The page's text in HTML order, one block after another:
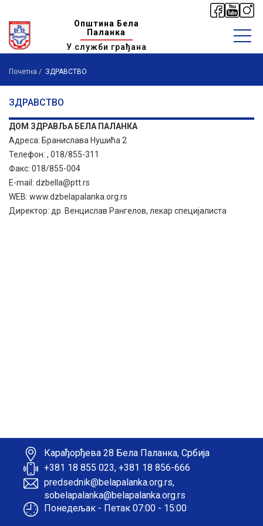
Општина Бела
Паланка
У служби грађана
Почетна ЗДРАВСТВО
ЗДРАВСТВО
ДОМ ЗДРАВЉА БЕЛА ПАЛАНКА
Адреса: Бранислава Нушића 2
Телефон: , 018/855-311
Факс: 018/855-004
Е-mail: dzbella@ptt.rs
WEB: www.dzbelapalanka.org.rs
Директор: др. Венцислав Рангелов, лекар специјалиста
Карађорђева 28 Бела Паланка, Србија
+381 18 855 023, +381 18 856-666
predsednik@belapalanka.org.rs,
sobelapalanka@belapalanka.org.rs
Понедељак - Петак 07:00 - 15:00